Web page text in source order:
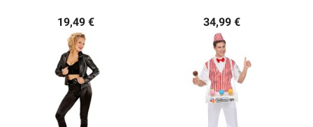
19,49 € 34,99 €